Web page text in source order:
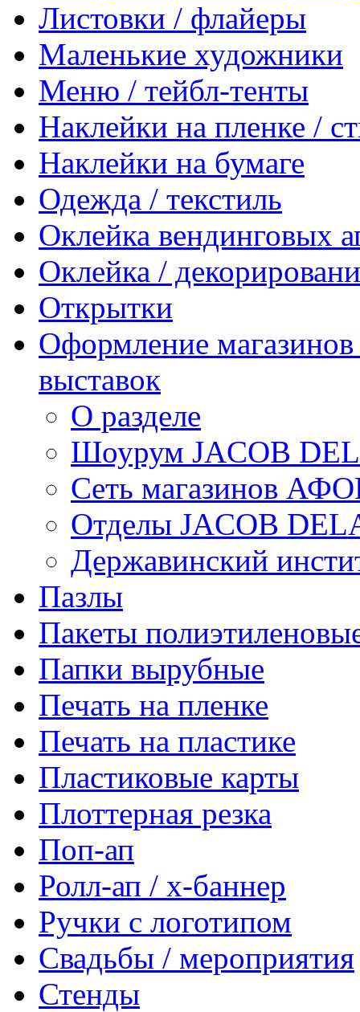
Листовки / флайеры
Маленькие художники
Меню / тейбл-тенты
Наклейки на пленке /
Наклейки на бумаге
Одежда / текстиль
Оклейка вендинговых
Оклейка /
Открытки
Оформление
выставок
О разделе
Шоурум JACOB
Сеть магазинов
Отделы JACOB
Державинский
Пазлы
Пакеты
Папки вырубные
Печать на пленке
Печать на пластике
Пластиковые карты
Плоттерная резка
Поп-ап
Ролл-ап / х-баннер
Ручки с логотипом
Свадьбы / мероприятия
Стенды